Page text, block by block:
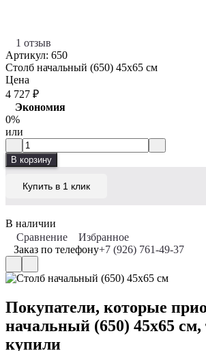
1 отзыв
Артикул: 650
Столб начальный (650) 45x65 см
Цена
4 727 ₽
Экономия
0%
или
В корзину
Купить в 1 клик
В наличии
Сравнение
Избранное
Заказ по телефону+7 (926) 761-49-37
Покупатели, которые
начальный (650) 45x65 см,
купили